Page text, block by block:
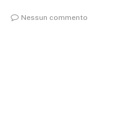
Nessun commento